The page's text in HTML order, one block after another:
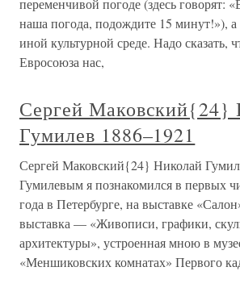
переменчивой погоде (здесь говорят:
наша погода, подождите 15 минут!»),
иной культурной среде. Надо сказать,
Евросоюза нас,
Сергей Маковский{24}
Гумилев 1886–1921
Сергей Маковский{24} Николай
Гумилевым я познакомился в первых
года в Петербурге, на выставке
выставка — «Живописи, графики,
архитектуры», устроенная мною в
«Меншиковских комнатах» Первого